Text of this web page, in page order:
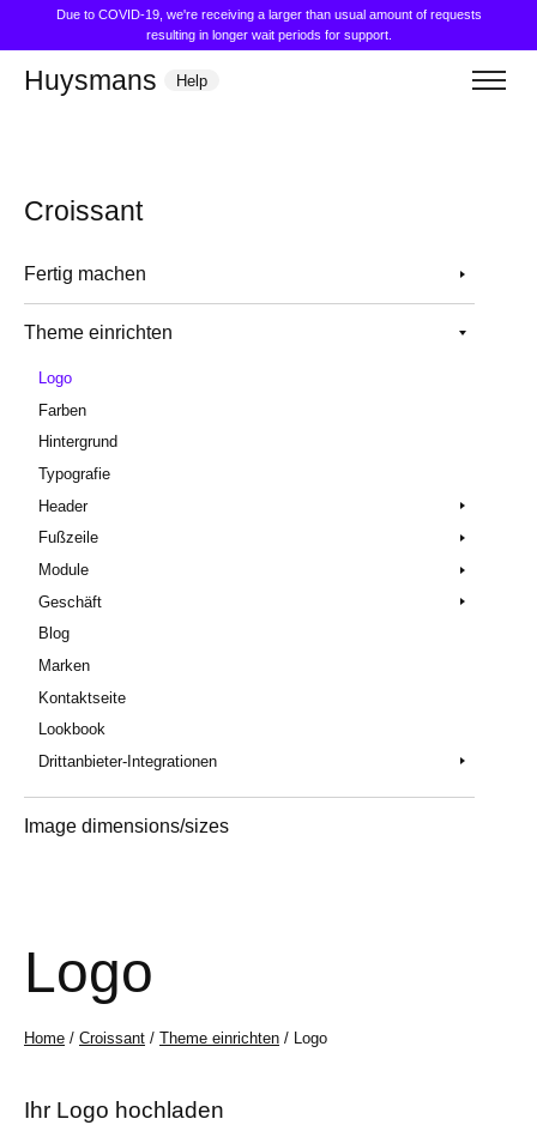
Due to COVID-19, we're receiving a larger than usual amount of requests
resulting in longer wait periods for support.
Huysmans Help
Croissant
Fertig machen
Theme einrichten
Logo
Farben
Hintergrund
Typografie
Header
Fußzeile
Module
Geschäft
Blog
Marken
Kontaktseite
Lookbook
Drittanbieter-Integrationen
Image dimensions/sizes
Logo
Home / Croissant / Theme einrichten / Logo
Ihr Logo hochladen